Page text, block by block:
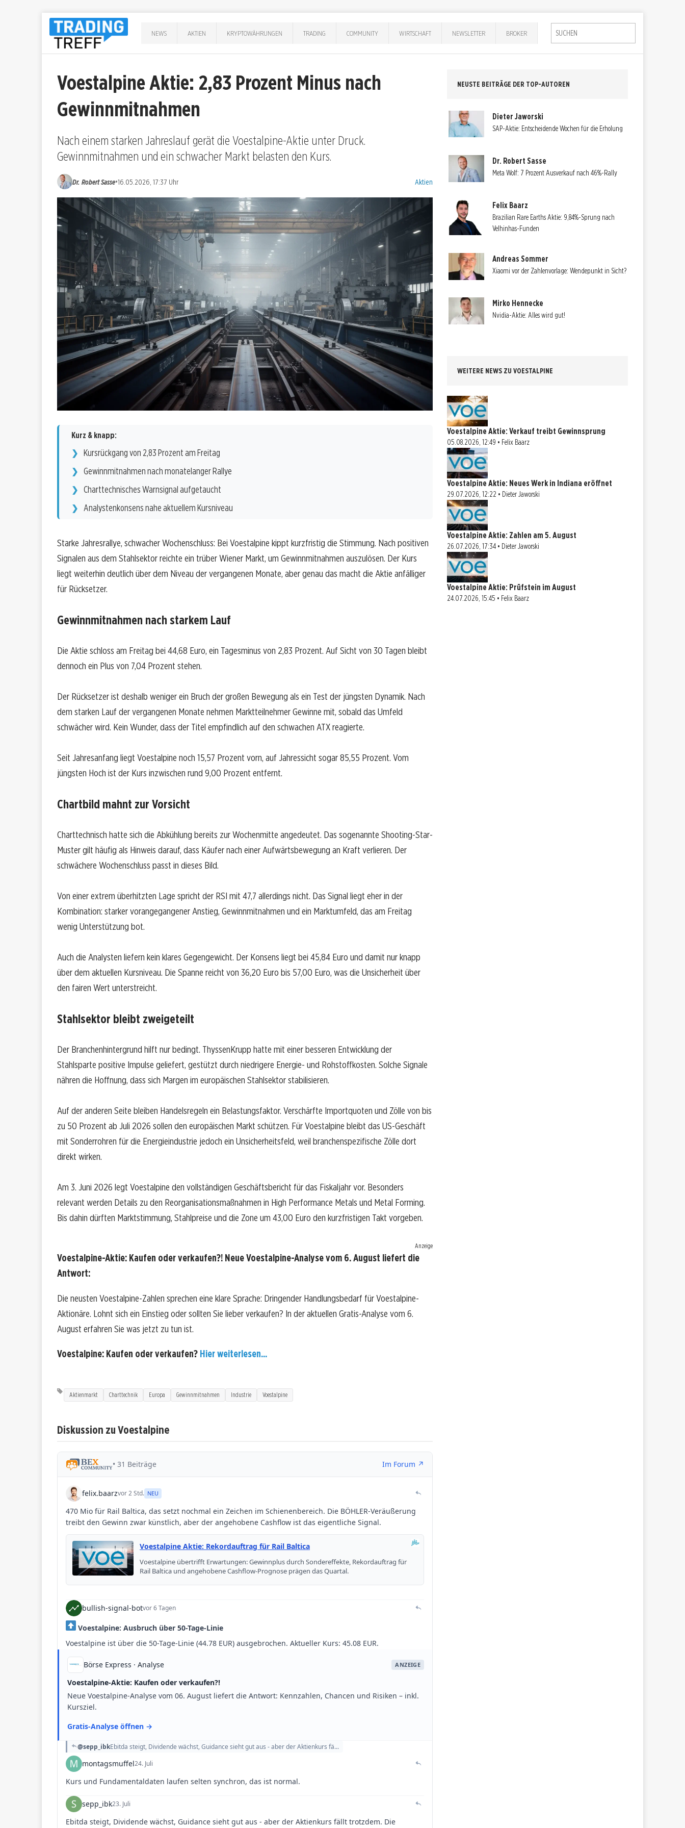
NEWS AKTIEN KRYPTOWÄHRUNGEN TRADING COMMUNITY WIRTSCHAFT NEWSLETTER BROKER
Voestalpine Aktie: 2,83 Prozent Minus nach
Gewinnmitnahmen
Nach einem starken Jahreslauf gerät die Voestalpine-Aktie unter Druck.
Gewinnmitnahmen und ein schwacher Markt belasten den Kurs.
Dr. Robert Sasse•16.05.2026, 17:37 Uhr Kategorien:
Aktien
Kurz & knapp:
Kursrückgang von 2,83 Prozent am Freitag
Gewinnmitnahmen nach monatelanger Rallye
Charttechnisches Warnsignal aufgetaucht
Analystenkonsens nahe aktuellem Kursniveau
Starke Jahresrallye, schwacher Wochenschluss: Bei Voestalpine kippt kurzfristig die Stimmung. Nach positiven
Signalen aus dem Stahlsektor reichte ein trüber Wiener Markt, um Gewinnmitnahmen auszulösen. Der Kurs
liegt weiterhin deutlich über dem Niveau der vergangenen Monate, aber genau das macht die Aktie anfälliger
für Rücksetzer.
Gewinnmitnahmen nach starkem Lauf
Die Aktie schloss am Freitag bei 44,68 Euro, ein Tagesminus von 2,83 Prozent. Auf Sicht von 30 Tagen bleibt
dennoch ein Plus von 7,04 Prozent stehen.
Der Rücksetzer ist deshalb weniger ein Bruch der großen Bewegung als ein Test der jüngsten Dynamik. Nach
dem starken Lauf der vergangenen Monate nehmen Marktteilnehmer Gewinne mit, sobald das Umfeld
schwächer wird. Kein Wunder, dass der Titel empfindlich auf den schwachen ATX reagierte.
Seit Jahresanfang liegt Voestalpine noch 15,57 Prozent vorn, auf Jahressicht sogar 85,55 Prozent. Vom
jüngsten Hoch ist der Kurs inzwischen rund 9,00 Prozent entfernt.
Chartbild mahnt zur Vorsicht
Charttechnisch hatte sich die Abkühlung bereits zur Wochenmitte angedeutet. Das sogenannte Shooting-Star-
Muster gilt häufig als Hinweis darauf, dass Käufer nach einer Aufwärtsbewegung an Kraft verlieren. Der
schwächere Wochenschluss passt in dieses Bild.
Von einer extrem überhitzten Lage spricht der RSI mit 47,7 allerdings nicht. Das Signal liegt eher in der
Kombination: starker vorangegangener Anstieg, Gewinnmitnahmen und ein Marktumfeld, das am Freitag
wenig Unterstützung bot.
Auch die Analysten liefern kein klares Gegengewicht. Der Konsens liegt bei 45,84 Euro und damit nur knapp
über dem aktuellen Kursniveau. Die Spanne reicht von 36,20 Euro bis 57,00 Euro, was die Unsicherheit über
den fairen Wert unterstreicht.
Stahlsektor bleibt zweigeteilt
Der Branchenhintergrund hilft nur bedingt. ThyssenKrupp hatte mit einer besseren Entwicklung der
Stahlsparte positive Impulse geliefert, gestützt durch niedrigere Energie- und Rohstoffkosten. Solche Signale
nähren die Hoffnung, dass sich Margen im europäischen Stahlsektor stabilisieren.
Auf der anderen Seite bleiben Handelsregeln ein Belastungsfaktor. Verschärfte Importquoten und Zölle von bis
zu 50 Prozent ab Juli 2026 sollen den europäischen Markt schützen. Für Voestalpine bleibt das US-Geschäft
mit Sonderrohren für die Energieindustrie jedoch ein Unsicherheitsfeld, weil branchenspezifische Zölle dort
direkt wirken.
Am 3. Juni 2026 legt Voestalpine den vollständigen Geschäftsbericht für das Fiskaljahr vor. Besonders
relevant werden Details zu den Reorganisationsmaßnahmen in High Performance Metals und Metal Forming.
Bis dahin dürften Marktstimmung, Stahlpreise und die Zone um 43,00 Euro den kurzfristigen Takt vorgeben.
Anzeige
Voestalpine-Aktie: Kaufen oder verkaufen?! Neue Voestalpine-Analyse vom 6. August liefert die
Antwort:
Die neusten Voestalpine-Zahlen sprechen eine klare Sprache: Dringender Handlungsbedarf für Voestalpine-
Aktionäre. Lohnt sich ein Einstieg oder sollten Sie lieber verkaufen? In der aktuellen Gratis-Analyse vom 6.
August erfahren Sie was jetzt zu tun ist.
Voestalpine: Kaufen oder verkaufen? Hier weiterlesen...
Aktienmarkt Charttechnik Europa Gewinnmitnahmen Industrie Voestalpine
Diskussion zu Voestalpine
NEUSTE BEITRÄGE DER TOP-AUTOREN
Dieter Jaworski
SAP-Aktie: Entscheidende Wochen für die Erholung
Dr. Robert Sasse
Meta Wolf: 7 Prozent Ausverkauf nach 46%-Rally
Felix Baarz
Brazilian Rare Earths Aktie: 9,84%-Sprung nach
Velhinhas-Funden
Andreas Sommer
Xiaomi vor der Zahlenvorlage: Wendepunkt in Sicht?
Mirko Hennecke
Nvidia-Aktie: Alles wird gut!
WEITERE NEWS ZU VOESTALPINE
Voestalpine Aktie: Verkauf treibt Gewinnsprung
05.08.2026, 12:49 • Felix Baarz
Voestalpine Aktie: Neues Werk in Indiana eröffnet
29.07.2026, 12:22 • Dieter Jaworski
Voestalpine Aktie: Zahlen am 5. August
26.07.2026, 17:34 • Dieter Jaworski
Voestalpine Aktie: Prüfstein im August
24.07.2026, 15:45 • Felix Baarz